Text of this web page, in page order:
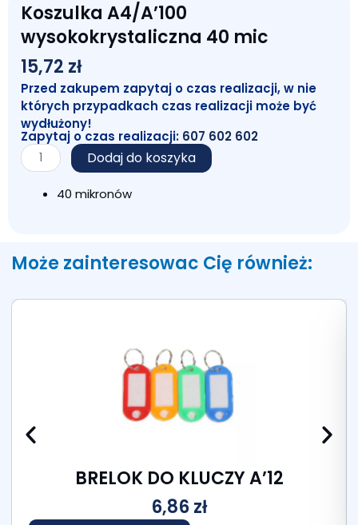
Koszulka A4/A’100
wysokokrystaliczna 40 mic
15,72 zł
Przed zakupem zapytaj o czas realizacji, w nie
których przypadkach czas realizacji może być
wydłużony!
Zapytaj o czas realizacji: 607 602 602
ilość
Koszulka
A4/A'100
Dodaj do koszyka
40 mikronów
Może zainteresowac Cię również:
BRELOK DO KLUCZY A’12
6,86zł